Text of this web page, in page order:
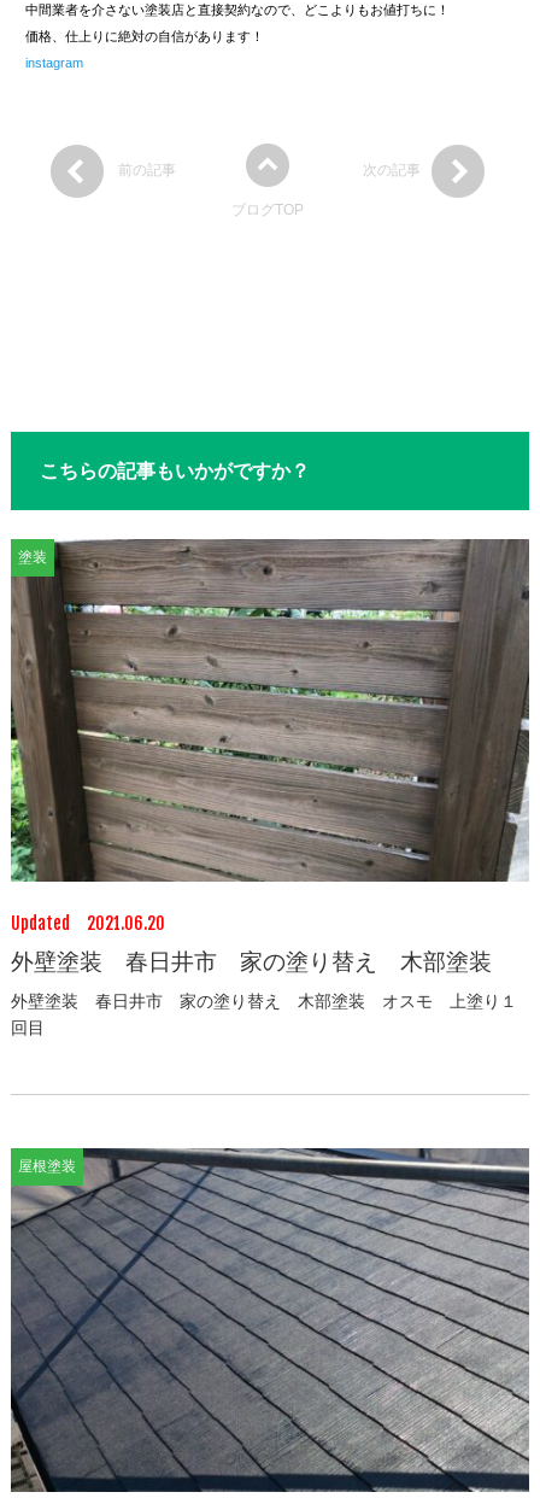
中間業者を介さない塗装店と直接契約なので、どこよりもお値打ちに！
価格、仕上りに絶対の自信があります！
instagram
前の記事
ブログTOP
次の記事
こちらの記事もいかがですか？
塗装
Updated 2021.06.20
外壁塗装 春日井市 家の塗り替え 木部塗装
外壁塗装 春日井市 家の塗り替え 木部塗装 オスモ 上塗り１
回目
屋根塗装